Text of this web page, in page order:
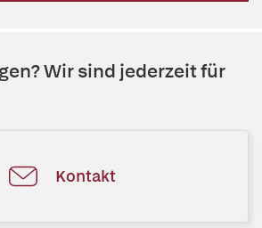
Wir sind jederzeit für
Kontakt